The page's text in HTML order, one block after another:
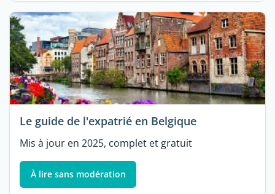
Le guide de l'expatrié en Belgique
Mis à jour en 2025, complet et gratuit
À lire sans modération